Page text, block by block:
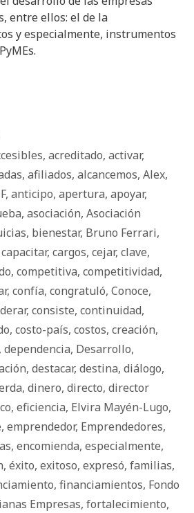
entre ellos: el de la
y especialmente, instrumentos
, acreditado, activar,
, afiliados, alcancemos, Alex,
, anticipo, apertura, apoyar,
, asociación, Asociación
, bienestar, Bruno Ferrari,
capacitar, cargos, cejar, clave,
, competitiva, competitividad,
, confía, congratuló, Conoce,
, consiste, continuidad,
, costo-país, costos, creación,
, dependencia, Desarrollo,
, destacar, destina, diálogo,
, dinero, directo, director
, eficiencia, Elvira Mayén-Lugo,
, emprendedor, Emprendedores,
, encomienda, especialmente,
, éxito, exitoso, expresó, familias,
, financiamientos, Fondo
Empresas, fortalecimiento,